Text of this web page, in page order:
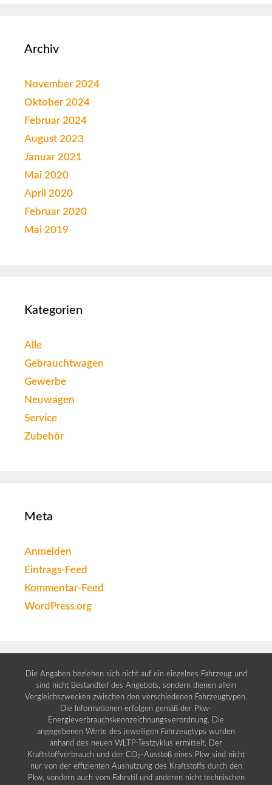
Archiv
November 2024
Oktober 2024
Februar 2024
August 2023
Januar 2021
Mai 2020
April 2020
Februar 2020
Mai 2019
Kategorien
Alle
Gebrauchtwagen
Gewerbe
Neuwagen
Service
Zubehör
Meta
Anmelden
Eintrags-Feed
Kommentar-Feed
WordPress.org
Die Angaben beziehen sich nicht auf ein einzelnes Fahrzeug und
sind nicht Bestandteil des Angebots, sondern dienen allein
Vergleichszwecken zwischen den verschiedenen Fahrzeugtypen.
Die Informationen erfolgen gemäß der Pkw-
Energieverbrauchskennzeichnungsverordnung. Die
angegebenen Werte des jeweiligen Fahrzeugtyps wurden
anhand des neuen WLTP-Testzyklus ermittelt. Der
Kraftstoffverbrauch und der CO2 -Ausstoß eines Pkw sind nicht
nur von der effizienten Ausnutzung des Kraftstoffs durch den
Pkw, sondern auch vom Fahrstil und anderen nicht technischen